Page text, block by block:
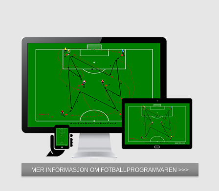
MER INFORMASJON OM FOTBALLPROGRAMVAREN >>>